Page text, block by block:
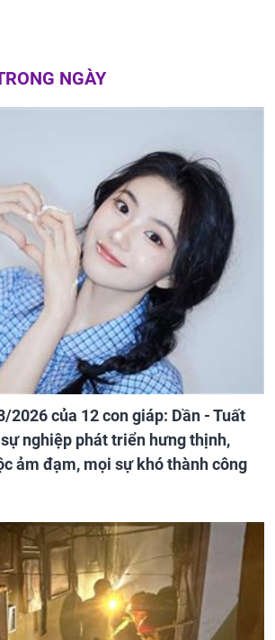
NGÀY
2026 của 12 con giáp: Dần - Tuất
nghiệp phát triển hưng thịnh,
ảm đạm, mọi sự khó thành công